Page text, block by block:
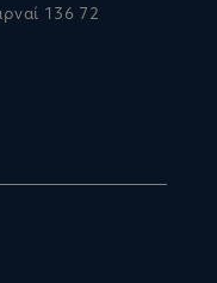
136 72